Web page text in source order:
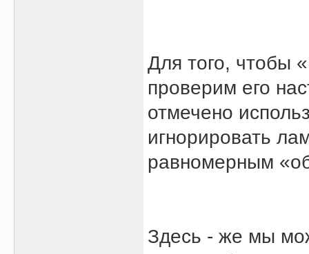
Для того, чтобы
проверим его
отмечено
игнорировать
равномерным
Здесь - же мы